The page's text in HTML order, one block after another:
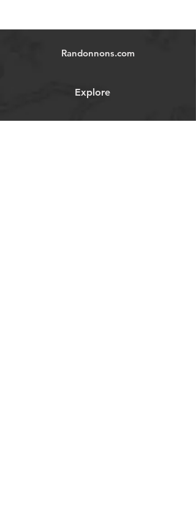
indicatif et ne garantissent pas
utilisateur est responsable de sa
capacités physiques avant
Nous déclinons toute responsabilité
Randonnons.com
Explore